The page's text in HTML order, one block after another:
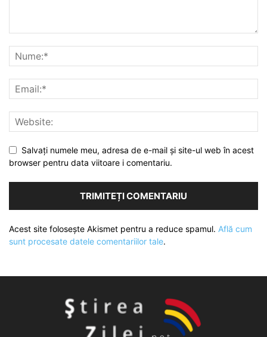
Salvați numele meu, adresa de e-mail și site-ul web în acest
browser pentru data viitoare i comentariu.
Acest site folosește Akismet pentru a reduce spamul. Află cum
sunt procesate datele comentariilor tale.